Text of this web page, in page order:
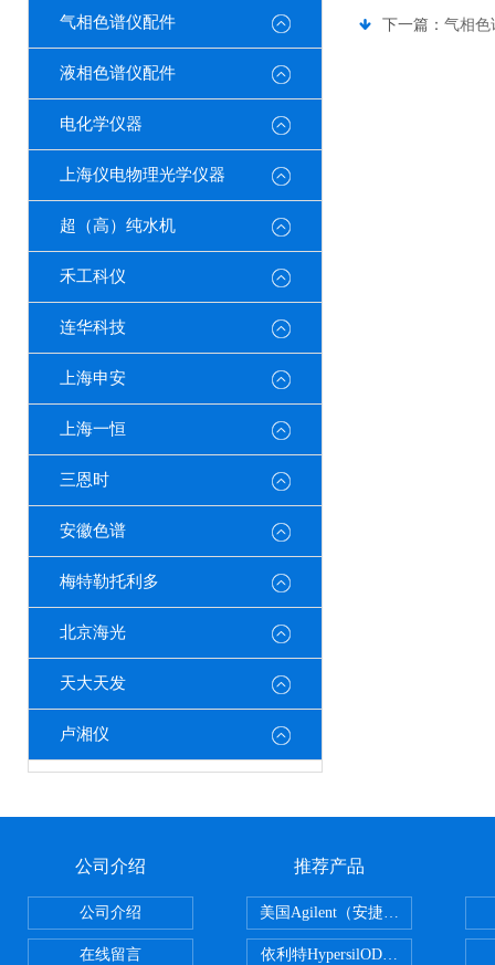
气相色谱仪配件
液相色谱仪配件
电化学仪器
上海仪电物理光学仪器
超（高）纯水机
禾工科仪
连华科技
上海申安
上海一恒
三恩时
安徽色谱
梅特勒托利多
北京海光
天大天发
卢湘仪
下一篇： 气相色
公司介绍
公司介绍
在线留言
推荐产品
美国Agilent（安捷伦） PLOT色谱
依利特HypersilODS2/C18/C8/